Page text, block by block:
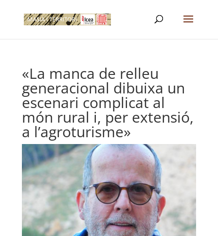
«La manca de relleu
generacional dibuixa un
escenari complicat al
món rural i, per extensió,
a l’agroturisme»